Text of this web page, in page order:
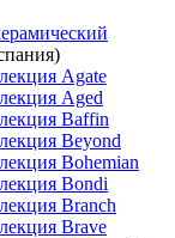
Agate
Aged
Baffin
Beyond
Bohemian
Bondi
Branch
Brave